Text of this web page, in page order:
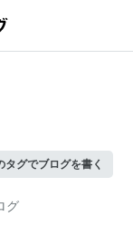
タグでブログを書く
グ